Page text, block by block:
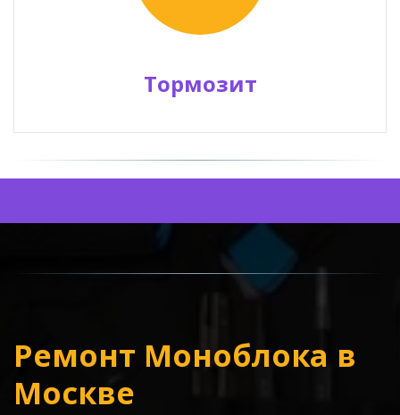
Тормозит
Ремонт Моноблока в
Москве